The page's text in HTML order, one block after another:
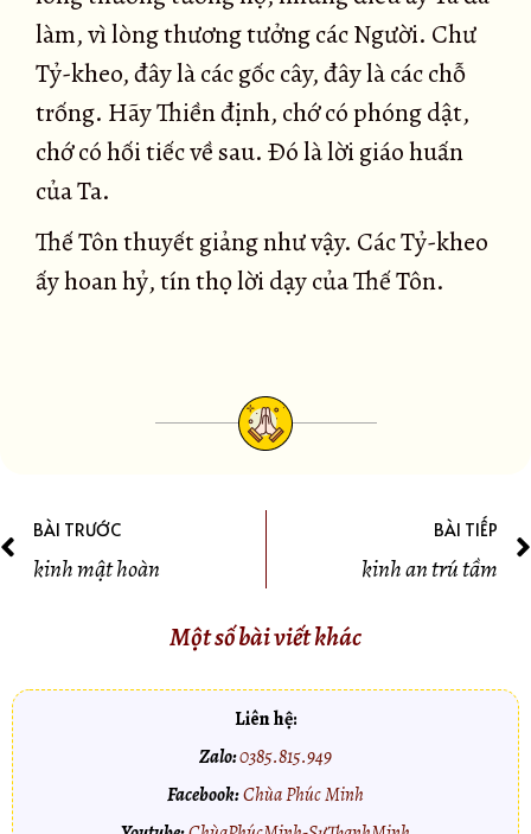
làm, vì lòng thương tưởng các Người. Chư
Tỷ-kheo, đây là các gốc cây, đây là các chỗ
trống. Hãy Thiền định, chớ có phóng dật,
chớ có hối tiếc về sau. Ðó là lời giáo huấn
của Ta.
Thế Tôn thuyết giảng như vậy. Các Tỷ-kheo
ấy hoan hỷ, tín thọ lời dạy của Thế Tôn.
BÀI TRƯỚC
kinh mật hoàn
BÀI TIẾP
kinh an trú tầm
Một số bài viết khác
Liên hệ:
Zalo:0385.815.949
Facebook:Chùa Phúc Minh